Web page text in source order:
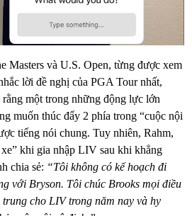
Masters và U.S. Open, từng được xem
lời đề nghị của PGA Tour nhất,
một trong những động lực lớn
muốn thúc đẩy 2 phía trong “cuộc nội
tiếng nói chung. Tuy nhiên, Rahm,
khi gia nhập LIV sau khi khẳng
chia sẻ: “Tôi không có kế hoạch đi
với Bryson. Tôi chúc Brooks mọi điều
cho LIV trong năm nay và hy